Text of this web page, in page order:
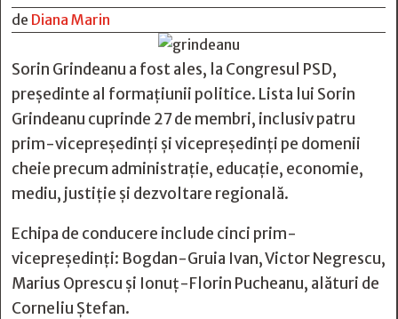
de Diana Marin
Sorin Grindeanu a fost ales, la Congresul PSD,
președinte al formațiunii politice. Lista lui Sorin
Grindeanu cuprinde 27 de membri, inclusiv patru
prim-vicepreședinți și vicepreședinți pe domenii
cheie precum administrație, educație, economie,
mediu, justiție și dezvoltare regională.
Echipa de conducere include cinci prim-
vicepreședinți: Bogdan-Gruia Ivan, Victor Negrescu,
Marius Oprescu și Ionuț-Florin Pucheanu, alături de
Corneliu Ștefan.